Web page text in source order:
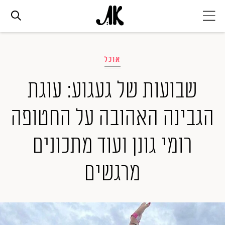
אופנה
ביוטי
סלבס
המגזין
אוכל
שבועות של געגוע: עוגת
הגבינה האהובה על החטופה
רומי גונן ועוד מתכונים
מרגשים